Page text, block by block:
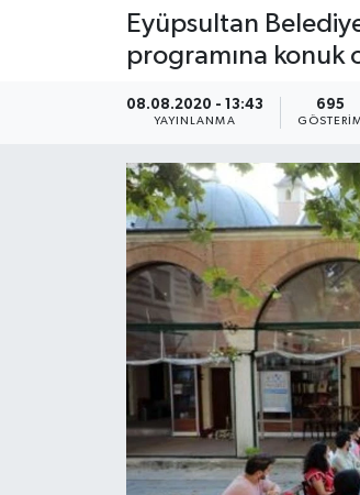
Eyüpsultan
programına konuk
08.08.2020 - 13:43
YAYINLANMA
695
GÖKTÜRK
GÜNDEM
KEMERBURGAZ
KÜLTÜR - SANAT
MAGAZİN
ÖZEL HABER